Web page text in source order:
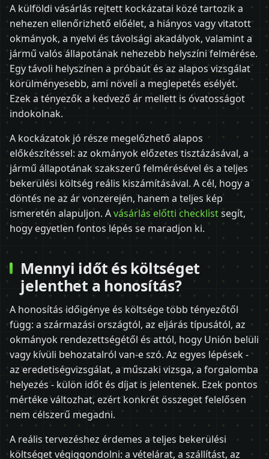
A külföldi vásárlás rejtett kockázatai közé tartozik a
nehezen ellenőrizhető előélet, a hiányos vagy vitatott
okmányok, a nyelvi és távolsági akadályok, valamint a
jármű valós állapotának nehezebb helyszíni felmérése.
Egy távoli helyszínen a próbaút és az alapos vizsgálat
körülményesebb, ami növeli a meglepetés esélyét.
Ezek a tényezők a kedvező ár mellett is óvatosságot
indokolnak.
A kockázatok jó része megelőzhető alapos
előkészítéssel: az okmányok előzetes tisztázásával, a
jármű állapotának szakszerű felmérésével és a teljes
bekerülési költség reális kiszámításával. A cél, hogy a
döntés ne az ár vonzerején, hanem a teljes kép
ismeretén alapuljon. Avásárlás előtti checklistsegít,
hogy egyetlen fontos lépés se maradjon ki.
Mennyi időt és költséget
jelenthet a honosítás?
A honosítás időigénye és költsége több tényezőtől
függ: a származási országtól, az eljárás típusától, az
okmányok rendezettségétől és attól, hogy Unión belüli
vagy kívüli behozatalról van-e szó. Az egyes lépések -
az eredetiségvizsgálat, a műszaki vizsga, a forgalomba
helyezés - külön időt és díjat is jelentenek. Ezek pontos
mértéke változhat, ezért konkrét összeget felelősen
nem célszerű megadni.
A reális tervezéshez érdemes a teljes bekerülési
költséget végiggondolni: a vételárat, a szállítást, az